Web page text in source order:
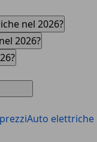
nel 2026?
2026?
Auto elettriche